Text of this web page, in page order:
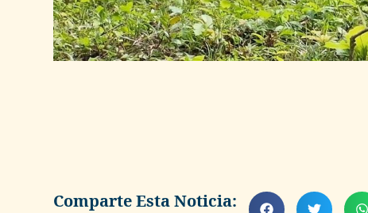
Comparte Esta Noticia: